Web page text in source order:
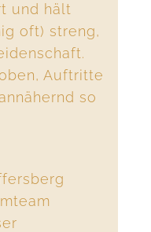
und hält
oft) streng,
Auftritte
so